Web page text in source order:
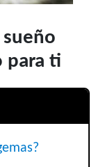
para ti